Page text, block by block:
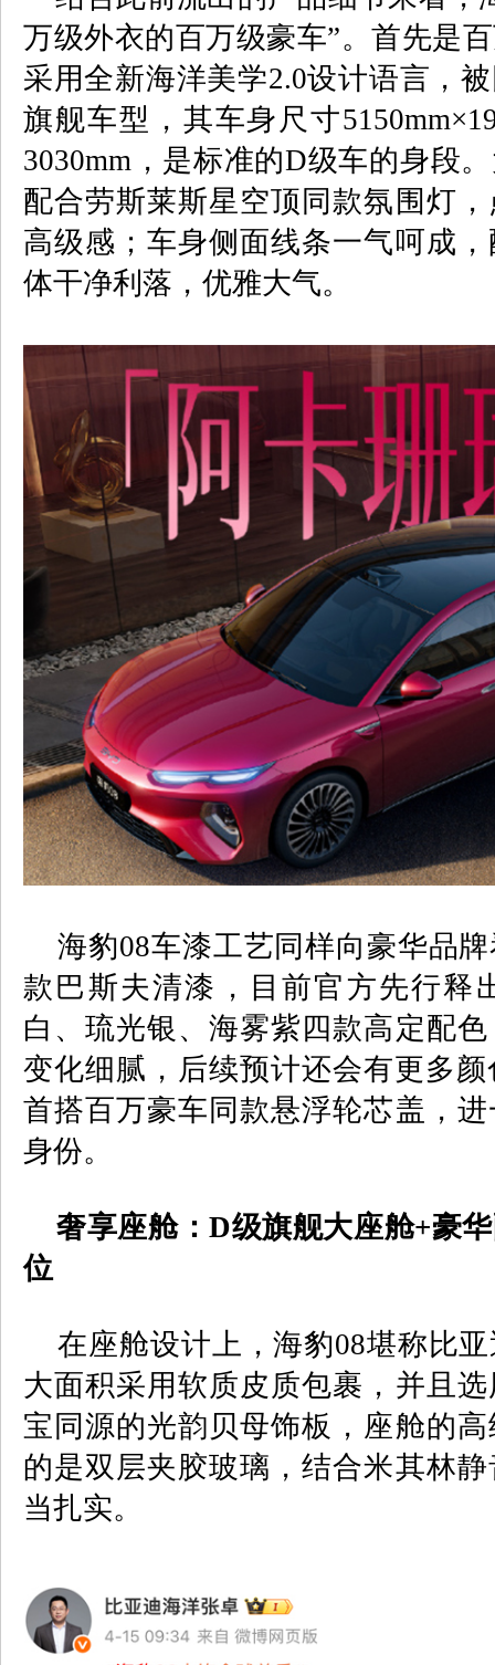
万级外衣的百万级豪车”。首先是
采用全新海洋美学2.0设计语言，
旗舰车型，其车身尺寸5150mm×
3030mm ，是标准的D级车的身段
配合劳斯莱斯星空顶同款氛围灯
高级感；车身侧面线条一气呵成
体干净利落，优雅大气。
海豹08车漆工艺同样向豪华品
款巴斯夫清漆，目前官方先行释
白、琉光银、海雾紫四款高定配
变化细腻，后续预计还会有更多
首搭百万豪车同款悬浮轮芯盖，
身份。
奢享座舱：D级旗舰大座舱+豪
位
在座舱设计上，海豹08堪称比
大面积采用软质皮质包裹，并且
宝同源的光韵贝母饰板，座舱的
的是双层夹胶玻璃，结合米其林
当扎实。